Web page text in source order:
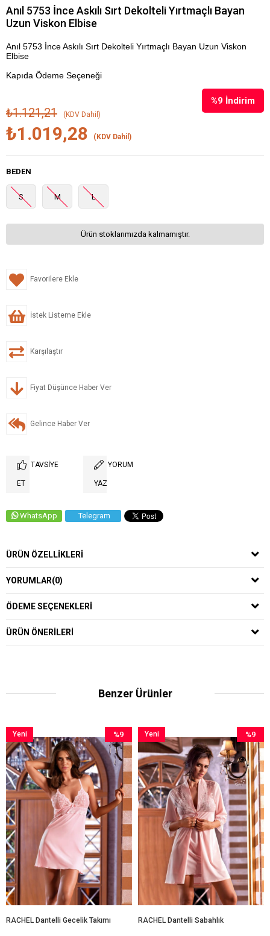
Anıl 5753 İnce Askılı Sırt Dekolteli Yırtmaçlı Bayan
Uzun Viskon Elbise
Anıl 5753 İnce Askılı Sırt Dekolteli Yırtmaçlı Bayan Uzun Viskon
Elbise
Kapıda Ödeme Seçeneği
%9 İndirim
₺1.121,21 (KDV Dahil)
₺1.019,28 (KDV Dahil)
BEDEN
S M L
Ürün stoklarımızda kalmamıştır.
Favorilere Ekle
İstek Listeme Ekle
Karşılaştır
Fiyat Düşünce Haber Ver
Gelince Haber Ver
TAVSIYE
ET
YORUM
YAZ
WhatsApp Telegram
ÜRÜN ÖZELLIKLERI
YORUMLAR(0)
ÖDEME SEÇENEKLERI
ÜRÜN ÖNERILERI
Benzer Ürünler
RACHEL Dantelli Gecelik Takımı
%9
İndirim
%9İndirim
Yeni
Ürün
RACHEL Dantelli Sabahlık
%9
İndirim
Yeni